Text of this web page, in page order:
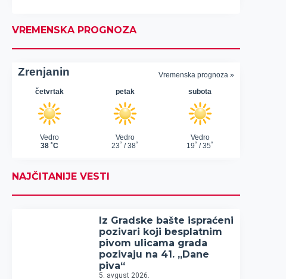
VREMENSKA PROGNOZA
NAJČITANIJE VESTI
Iz Gradske bašte ispraćeni
pozivari koji besplatnim
pivom ulicama grada
pozivaju na 41. „Dane
piva“
5. avgust 2026.